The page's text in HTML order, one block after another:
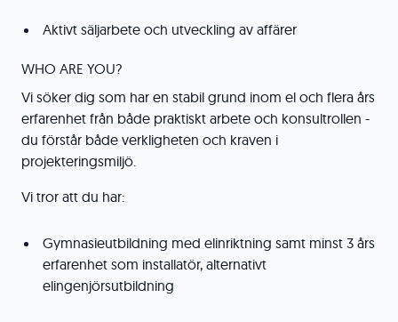
Aktivt säljarbete och utveckling av affärer
WHO ARE YOU?
Vi söker dig som har en stabil grund inom el och flera års
erfarenhet från både praktiskt arbete och konsultrollen -
du förstår både verkligheten och kraven i
projekteringsmiljö.
Vi tror att du har:
Gymnasieutbildning med elinriktning samt minst 3 års
erfarenhet som installatör, alternativt
elingenjörsutbildning